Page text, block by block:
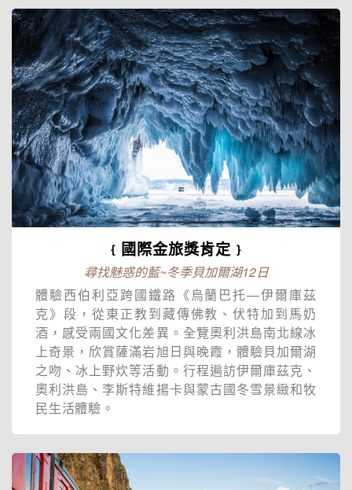
﹛國際金旅獎肯定﹜
尋找魅惑的藍~冬季貝加爾湖12日
體驗西伯利亞跨國鐵路《烏蘭巴托—伊爾庫茲
克》段，從東正教到藏傳佛教、伏特加到馬奶
酒，感受兩國文化差異。全覽奧利洪島南北線冰
上奇景，欣賞薩滿岩旭日與晚霞，體驗貝加爾湖
之吻、冰上野炊等活動。行程遍訪伊爾庫茲克、
奧利洪島、李斯特維揚卡與蒙古國冬雪景緻和牧
民生活體驗。